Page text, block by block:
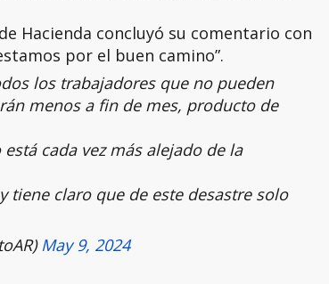
Hacienda concluyó su comentario con
por el buen camino”.
los trabajadores que no pueden
menos a fin de mes, producto de
cada vez más alejado de la
tiene claro que de este desastre solo
May 9, 2024